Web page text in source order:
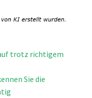
trotz richtigem
Sie die